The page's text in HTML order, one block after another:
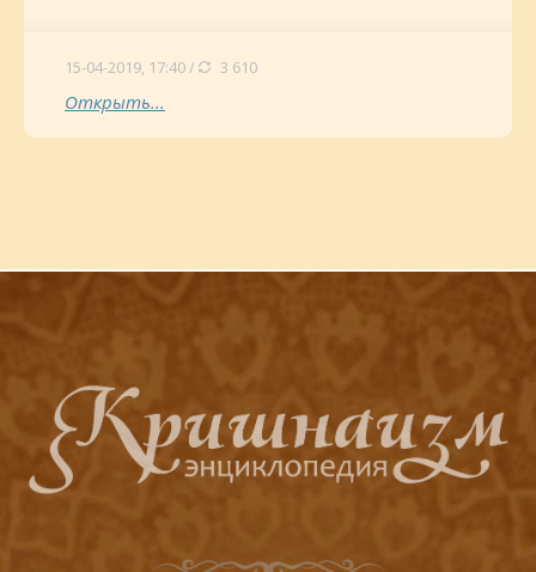
15-04-2019, 17:40 / 3 610
Открыть...